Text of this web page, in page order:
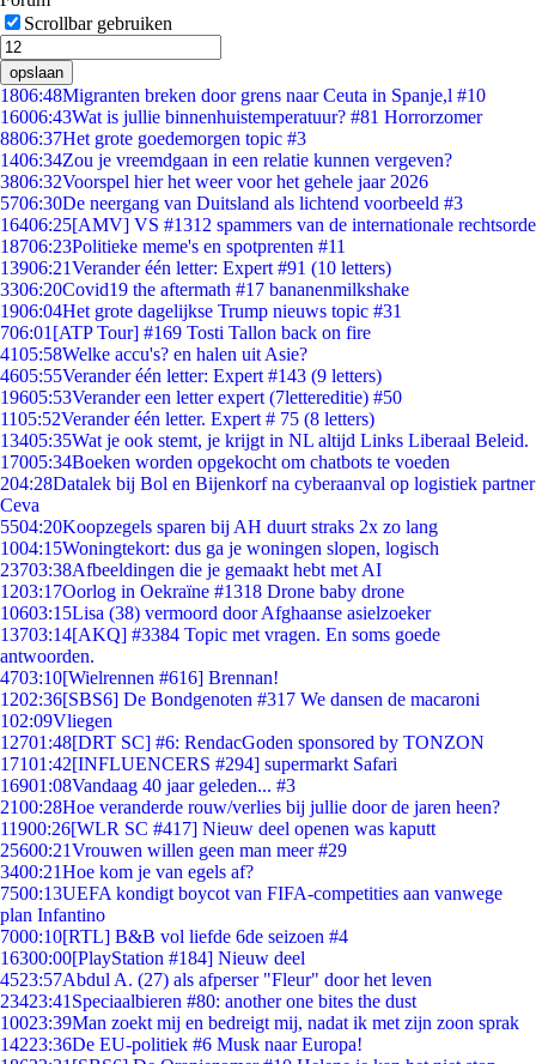
Scrollbar gebruiken
opslaan
1806:48Migranten breken door grens naar Ceuta in Spanje,l #10
16006:43Wat is jullie binnenhuistemperatuur? #81 Horrorzomer
8806:37Het grote goedemorgen topic #3
1406:34Zou je vreemdgaan in een relatie kunnen vergeven?
3806:32Voorspel hier het weer voor het gehele jaar 2026
5706:30De neergang van Duitsland als lichtend voorbeeld #3
16406:25[AMV] VS #1312 spammers van de internationale rechtsorde
18706:23Politieke meme's en spotprenten #11
13906:21Verander één letter: Expert #91 (10 letters)
3306:20Covid19 the aftermath #17 bananenmilkshake
1906:04Het grote dagelijkse Trump nieuws topic #31
706:01 [ATP Tour] #169 Tosti Tallon back on fire
4105:58Welke accu's? en halen uit Asie?
4605:55Verander één letter: Expert #143 (9 letters)
19605:53Verander een letter expert (7lettereditie) #50
1105:52Verander één letter. Expert # 75 (8 letters)
13405:35Wat je ook stemt, je krijgt in NL altijd Links Liberaal Beleid.
17005:34Boeken worden opgekocht om chatbots te voeden
204:28Datalek bij Bol en Bijenkorf na cyberaanval op logistiek partner
Ceva
5504:20Koopzegels sparen bij AH duurt straks 2x zo lang
1004:15Woningtekort: dus ga je woningen slopen, logisch
23703:38Afbeeldingen die je gemaakt hebt met AI
1203:17Oorlog in Oekraïne #1318 Drone baby drone
10603:15Lisa (38) vermoord door Afghaanse asielzoeker
13703:14[AKQ] #3384 Topic met vragen. En soms goede
antwoorden.
4703:10[Wielrennen #616] Brennan!
1202:36[SBS6] De Bondgenoten #317 We dansen de macaroni
102:09Vliegen
12701:48[DRT SC] #6: RendacGoden sponsored by TONZON
17101:42[INFLUENCERS #294] supermarkt Safari
16901:08Vandaag 40 jaar geleden... #3
2100:28Hoe veranderde rouw/verlies bij jullie door de jaren heen?
11900:26[WLR SC #417] Nieuw deel openen was kaputt
25600:21Vrouwen willen geen man meer #29
3400:21Hoe kom je van egels af?
7500:13UEFA kondigt boycot van FIFA-competities aan vanwege
plan Infantino
7000:10[RTL] B&B vol liefde 6de seizoen #4
16300:00[PlayStation #184] Nieuw deel
4523:57Abdul A. (27) als afperser "Fleur" door het leven
23423:41 Speciaalbieren #80: another one bites the dust
10023:39Man zoekt mij en bedreigt mij, nadat ik met zijn zoon sprak
14223:36De EU-politiek #6 Musk naar Europa!